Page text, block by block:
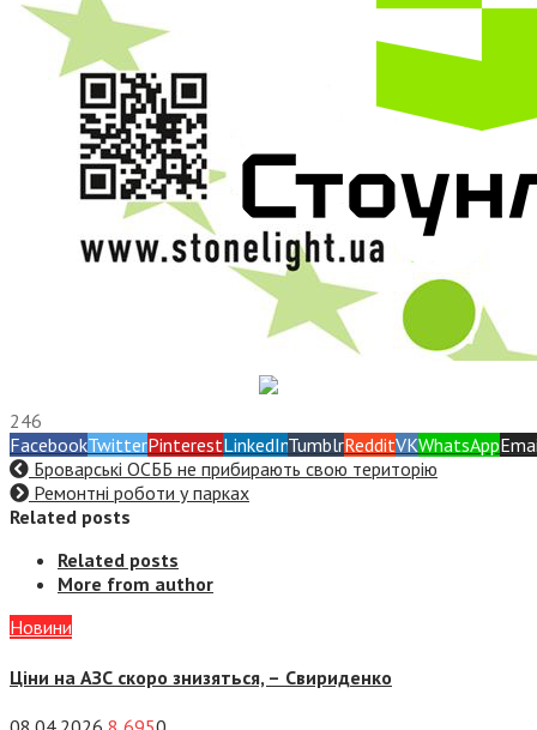
246
FacebookTwitterPinterestLinkedInTumblrRedditVKWhatsApp
Броварські ОСББ не прибирають свою територію
Ремонтні роботи у парках
Related posts
Related posts
More from author
Новини
Ціни на АЗС скоро знизяться, – Свириденко